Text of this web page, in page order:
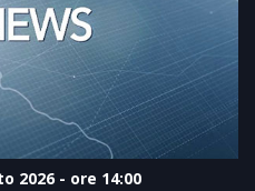
2026 - ore 14:00